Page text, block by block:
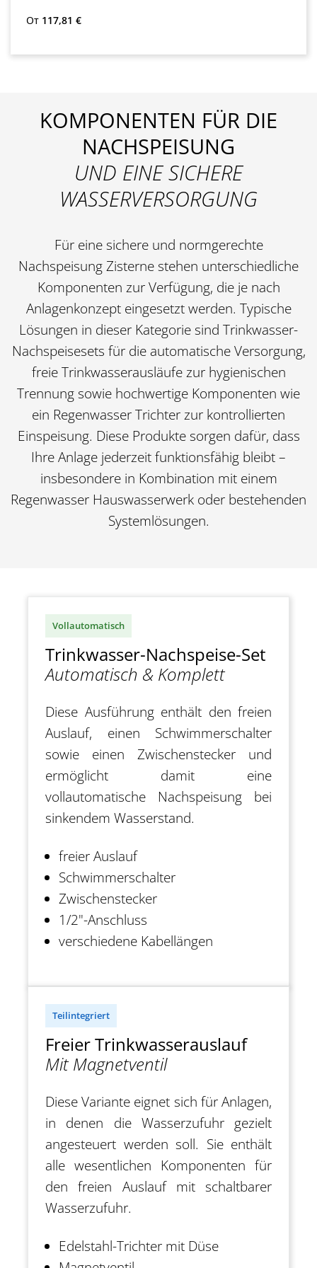
Обычная цена:
От 117,81 €
KOMPONENTEN FÜR DIE
NACHSPEISUNG
UND EINE SICHERE
WASSERVERSORGUNG
Für eine sichere und normgerechte
Nachspeisung Zisterne stehen unterschiedliche
Komponenten zur Verfügung, die je nach
Anlagenkonzept eingesetzt werden. Typische
Lösungen in dieser Kategorie sind Trinkwasser-
Nachspeisesets für die automatische Versorgung,
freie Trinkwasserausläufe zur hygienischen
Trennung sowie hochwertige Komponenten wie
ein Regenwasser Trichterzur kontrollierten
Einspeisung. Diese Produkte sorgen dafür, dass
Ihre Anlage jederzeit funktionsfähig bleibt –
insbesondere in Kombination mit einem
Regenwasser Hauswasserwerk oder bestehenden
Systemlösungen.
Vollautomatisch
Trinkwasser-Nachspeise-Set
Automatisch & Komplett
Diese Ausführung enthält den freien
Auslauf, einen Schwimmerschalter
sowie einen Zwischenstecker und
ermöglicht damit eine
vollautomatische Nachspeisung bei
sinkendem Wasserstand.
freier Auslauf
Schwimmerschalter
Zwischenstecker
1/2"-Anschluss
verschiedene Kabellängen
Teilintegriert
Freier Trinkwasserauslauf
Mit Magnetventil
Diese Variante eignet sich für Anlagen,
in denen die Wasserzufuhr gezielt
angesteuert werden soll. Sie enthält
alle wesentlichen Komponenten für
den freien Auslauf mit schaltbarer
Wasserzufuhr.
Edelstahl-Trichter mit Düse